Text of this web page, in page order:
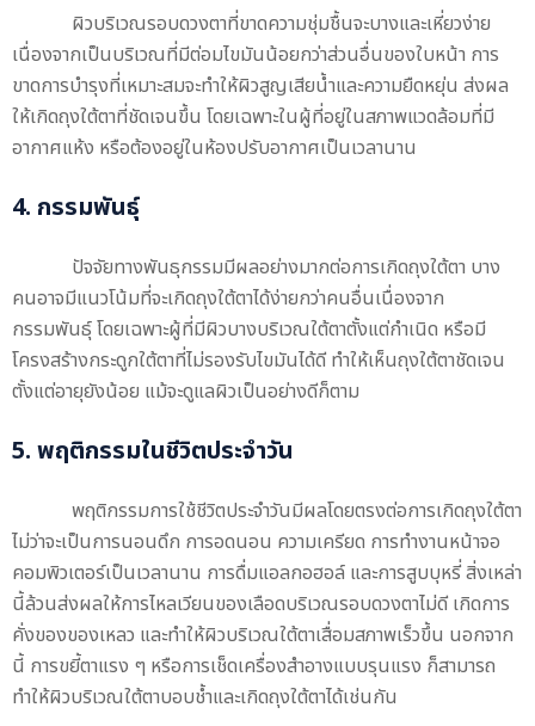
ผิวบริเวณรอบดวงตาที่ขาดความชุ่มชื้นจะบางและเหี่ยวง่าย
เนื่องจากเป็นบริเวณที่มีต่อมไขมันน้อยกว่าส่วนอื่นของใบหน้า การ
ขาดการบำรุงที่เหมาะสมจะทำให้ผิวสูญเสียน้ำและความยืดหยุ่น ส่งผล
ให้เกิดถุงใต้ตาที่ชัดเจนขึ้น โดยเฉพาะในผู้ที่อยู่ในสภาพแวดล้อมที่มี
อากาศแห้ง หรือต้องอยู่ในห้องปรับอากาศเป็นเวลานาน
4. กรรมพันธุ์
ปัจจัยทางพันธุกรรมมีผลอย่างมากต่อการเกิดถุงใต้ตา บาง
คนอาจมีแนวโน้มที่จะเกิดถุงใต้ตาได้ง่ายกว่าคนอื่นเนื่องจาก
กรรมพันธุ์ โดยเฉพาะผู้ที่มีผิวบางบริเวณใต้ตาตั้งแต่กำเนิด หรือมี
โครงสร้างกระดูกใต้ตาที่ไม่รองรับไขมันได้ดี ทำให้เห็นถุงใต้ตาชัดเจน
ตั้งแต่อายุยังน้อย แม้จะดูแลผิวเป็นอย่างดีก็ตาม
5. พฤติกรรมในชีวิตประจำวัน
พฤติกรรมการใช้ชีวิตประจำวันมีผลโดยตรงต่อการเกิดถุงใต้ตา
ไม่ว่าจะเป็นการนอนดึก การอดนอน ความเครียด การทำงานหน้าจอ
คอมพิวเตอร์เป็นเวลานาน การดื่มแอลกอฮอล์ และการสูบบุหรี่ สิ่งเหล่า
นี้ล้วนส่งผลให้การไหลเวียนของเลือดบริเวณรอบดวงตาไม่ดี เกิดการ
คั่งของของเหลว และทำให้ผิวบริเวณใต้ตาเสื่อมสภาพเร็วขึ้น นอกจาก
นี้ การขยี้ตาแรง ๆ หรือการเช็ดเครื่องสำอางแบบรุนแรง ก็สามารถ
ทำให้ผิวบริเวณใต้ตาบอบช้ำและเกิดถุงใต้ตาได้เช่นกัน